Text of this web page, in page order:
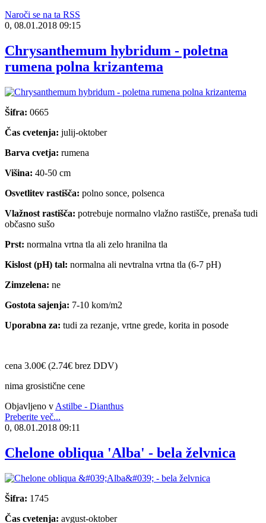
Naroči se na ta RSS
0, 08.01.2018 09:15
Chrysanthemum hybridum - poletna
rumena polna krizantema
Šifra: 0665
Čas cvetenja: julij-oktober
Barva cvetja: rumena
Višina: 40-50 cm
Osvetlitev rastišča: polno sonce, polsenca
Vlažnost rastišča: potrebuje normalno vlažno rastišče, prenaša tudi
občasno sušo
Prst: normalna vrtna tla ali zelo hranilna tla
Kislost (pH) tal: normalna ali nevtralna vrtna tla (6-7 pH)
Zimzelena: ne
Gostota sajenja: 7-10 kom/m2
Uporabna za: tudi za rezanje, vrtne grede, korita in posode
cena 3.00€ (2.74€ brez DDV)
nima grosistične cene
Objavljeno v Astilbe - Dianthus
Preberite več...
0, 08.01.2018 09:11
Chelone obliqua 'Alba' - bela želvnica
Šifra: 1745
Čas cvetenja: avgust-oktober